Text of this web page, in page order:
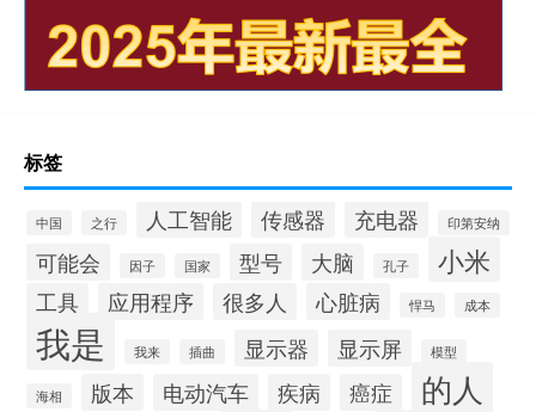
标签
中国 之行 人工智能 传感器 充电器 印第安纳
可能会 因子 国家 型号 大脑 孔子 小米
工具 应用程序 很多人 心脏病 悍马 成本
我是 我来 插曲 显示器 显示屏 模型
海相 版本 电动汽车 疾病 癌症 的人